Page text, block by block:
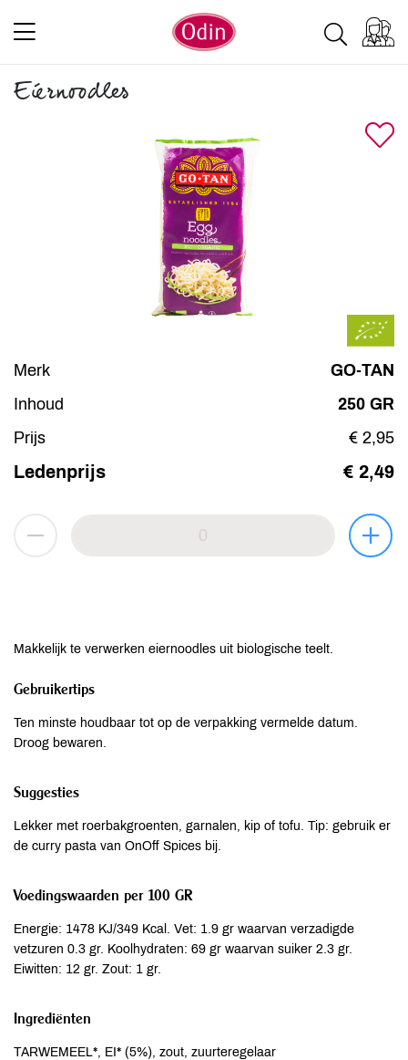
Eiernoodles
Merk
GO-TAN
Inhoud
250 GR
Prijs
€ 2,95
Ledenprijs € 2,49
Makkelijk te verwerken eiernoodles uit biologische teelt.
Gebruikertips
Ten minste houdbaar tot op de verpakking vermelde datum.
Droog bewaren.
Suggesties
Lekker met roerbakgroenten, garnalen, kip of tofu. Tip: gebruik er
de curry pasta van OnOff Spices bij.
Voedingswaarden per 100 GR
Energie: 1478 KJ/349 Kcal. Vet: 1.9 gr waarvan verzadigde
vetzuren 0.3 gr. Koolhydraten: 69 gr waarvan suiker 2.3 gr.
Eiwitten: 12 gr. Zout: 1 gr.
Ingrediënten
TARWEMEEL*, EI* (5%), zout, zuurteregelaar